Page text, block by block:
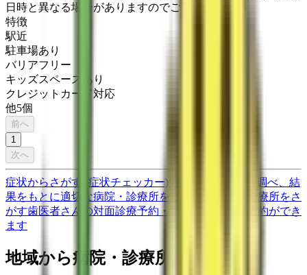
日時と異なる場合がありますのでご了承ください
特徴
駅近
駐車場あり
バリアフリー
キッズスペースあり
クレジットカード対応
他5個
前へ
1
次へ
症状からさがす (症状チェッカー) 気になる症状から調べ、結
果をもとに適切な病院・診療所を提案します
歯科診療所をさ
がす歯医者さんの対面診療予約・オンライン診療予約ができ
ます
地域から病院・診療所をさがす